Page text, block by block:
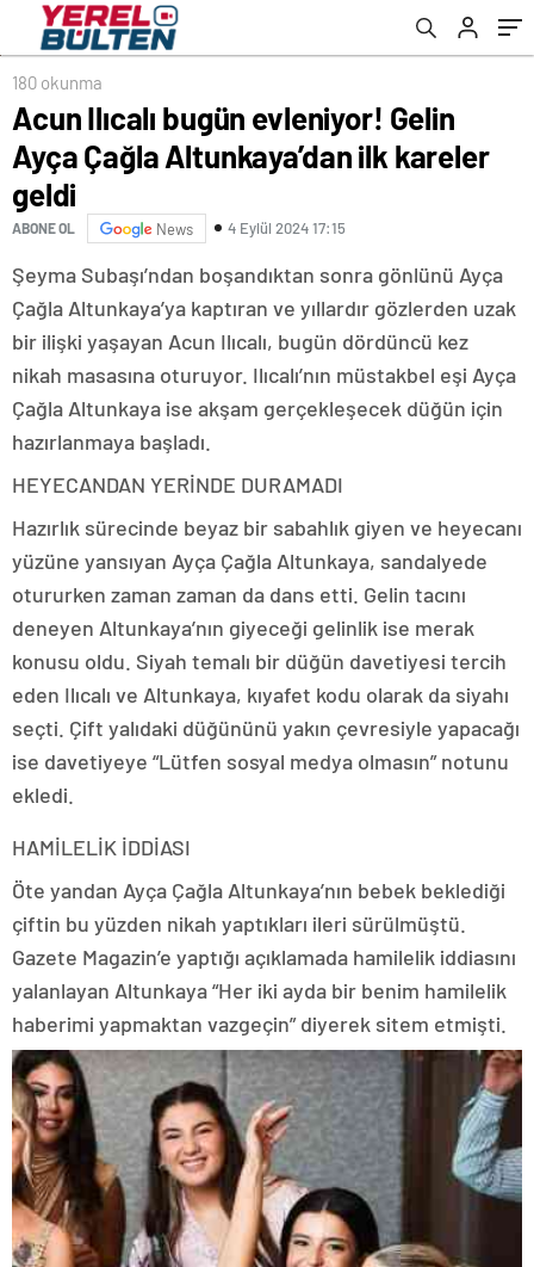
180 okunma
Acun Ilıcalı bugün evleniyor! Gelin
Ayça Çağla Altunkaya’dan ilk kareler
geldi
ABONE OL News 4 Eylül 2024 17:15
Şeyma Subaşı’ndan boşandıktan sonra gönlünü Ayça
Çağla Altunkaya’ya kaptıran ve yıllardır gözlerden uzak
bir ilişki yaşayan Acun Ilıcalı, bugün dördüncü kez
nikah masasına oturuyor. Ilıcalı’nın müstakbel eşi Ayça
Çağla Altunkaya ise akşam gerçekleşecek düğün için
hazırlanmaya başladı.
HEYECANDAN YERİNDE DURAMADI
Hazırlık sürecinde beyaz bir sabahlık giyen ve heyecanı
yüzüne yansıyan Ayça Çağla Altunkaya, sandalyede
otururken zaman zaman da dans etti. Gelin tacını
deneyen Altunkaya’nın giyeceği gelinlik ise merak
konusu oldu. Siyah temalı bir düğün davetiyesi tercih
eden Ilıcalı ve Altunkaya, kıyafet kodu olarak da siyahı
seçti. Çift yalıdaki düğününü yakın çevresiyle yapacağı
ise davetiyeye “Lütfen sosyal medya olmasın” notunu
ekledi.
HAMİLELİK İDDİASI
Öte yandan Ayça Çağla Altunkaya’nın bebek beklediği
çiftin bu yüzden nikah yaptıkları ileri sürülmüştü.
Gazete Magazin’e yaptığı açıklamada hamilelik iddiasını
yalanlayan Altunkaya “Her iki ayda bir benim hamilelik
haberimi yapmaktan vazgeçin” diyerek sitem etmişti.